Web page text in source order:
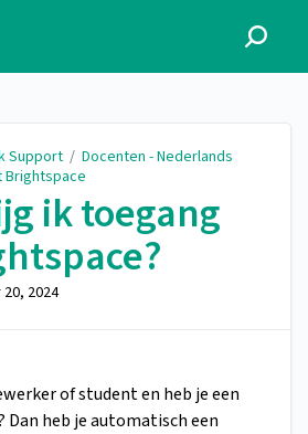
Support / Docenten - Nederlands
Brightspace
ik toegang
20, 2024
of student en heb je een
Dan heb je automatisch een